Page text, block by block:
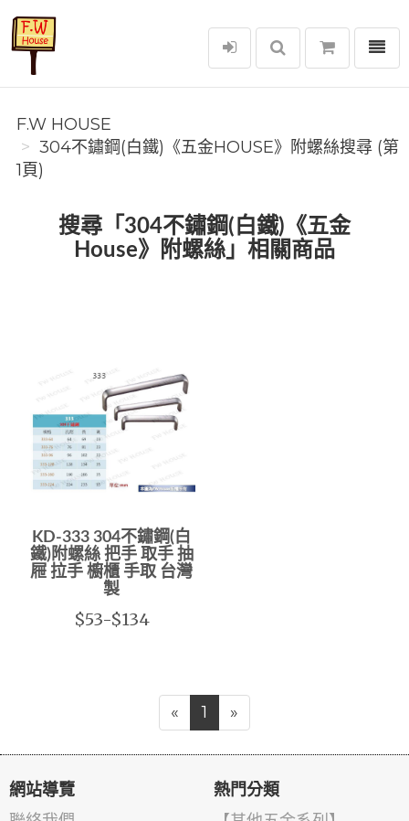
F.W House
選單
F.W HOUSE
304不鏽鋼(白鐵)《五金HOUSE》附螺絲搜尋 (第
1頁)
搜尋「304不鏽鋼(白鐵)《五金
House》附螺絲」相關商品
KD-333 304不鏽鋼(白
鐵)附螺絲 把手 取手 抽
屜 拉手 櫥櫃 手取 台灣
製
$53-$134
« 1 »
網站導覽 熱門分類